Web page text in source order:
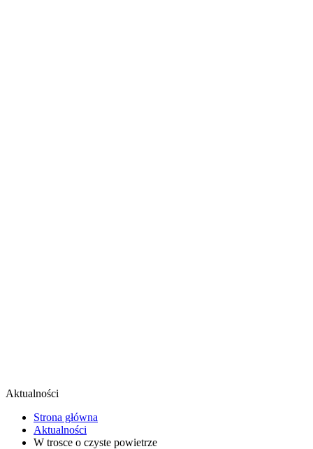
Aktualności
Strona główna
Aktualności
W trosce o czyste powietrze